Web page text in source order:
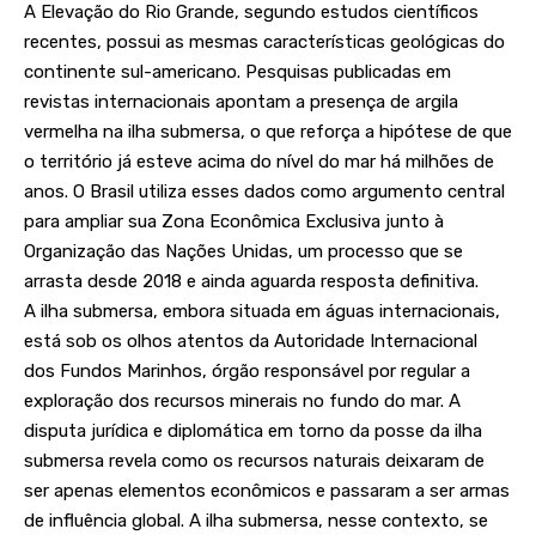
A Elevação do Rio Grande, segundo estudos científicos
recentes, possui as mesmas características geológicas do
continente sul-americano. Pesquisas publicadas em
revistas internacionais apontam a presença de argila
vermelha na ilha submersa, o que reforça a hipótese de que
o território já esteve acima do nível do mar há milhões de
anos. O Brasil utiliza esses dados como argumento central
para ampliar sua Zona Econômica Exclusiva junto à
Organização das Nações Unidas, um processo que se
arrasta desde 2018 e ainda aguarda resposta definitiva.
A ilha submersa, embora situada em águas internacionais,
está sob os olhos atentos da Autoridade Internacional
dos Fundos Marinhos, órgão responsável por regular a
exploração dos recursos minerais no fundo do mar. A
disputa jurídica e diplomática em torno da posse da ilha
submersa revela como os recursos naturais deixaram de
ser apenas elementos econômicos e passaram a ser armas
de influência global. A ilha submersa, nesse contexto, se